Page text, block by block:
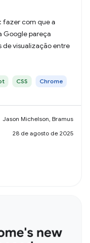
fazer com que a
Google pareça
visualização entre
CSS Chrome
Jason Michelson, Bramus
28 de agosto de 2025